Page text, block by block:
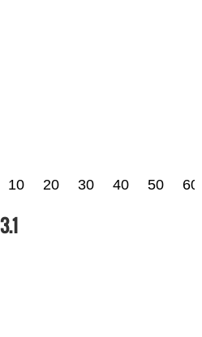
10 20 30 40 50 60